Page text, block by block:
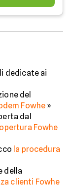
dedicate ai
del
Fowhe »
dal
Fowhe
la procedura
della
clienti Fowhe